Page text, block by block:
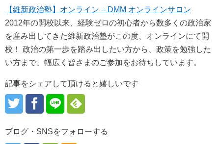
【維新政治塾】オンライン – DMM オンラインサロン
2012年の開校以来、経験ゼロの初心者から数多くの政治家
を産み出してきた維新政治塾がこの度、オンラインにて開
校！ 政治の第一歩を踏み出したい方から、政策を勉強した
い方まで、幅広く皆さまのご参加をお待ちしています。
記事をシェアして頂けると嬉しいです
ブログ・SNSをフォローする